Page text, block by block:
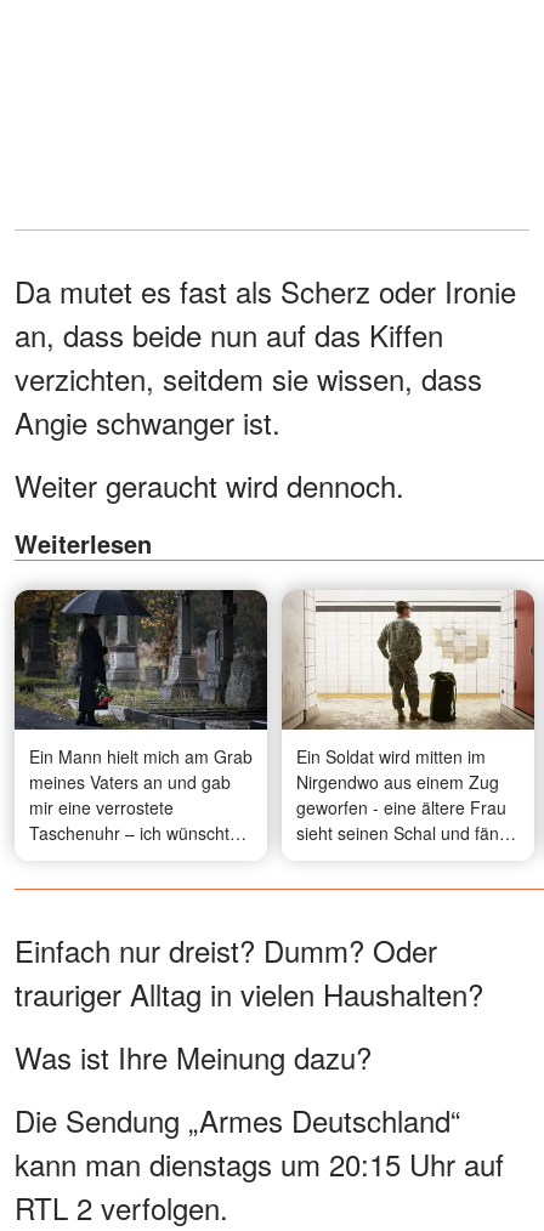
Da mutet es fast als Scherz oder Ironie
an, dass beide nun auf das Kiffen
verzichten, seitdem sie wissen, dass
Angie schwanger ist.
Weiter geraucht wird dennoch.
Weiterlesen
Ein Mann hielt mich am Grab
meines Vaters an und gab
mir eine verrostete
Taschenuhr – ich wünschte,
ich hätte sie nie geöffnet
Ein Soldat wird mitten im
Nirgendwo aus einem Zug
geworfen - eine ältere Frau
sieht seinen Schal und fängt
an zu weinen
Einfach nur dreist? Dumm? Oder
trauriger Alltag in vielen Haushalten?
Was ist Ihre Meinung dazu?
Die Sendung „Armes Deutschland“
kann man dienstags um 20:15 Uhr auf
RTL 2 verfolgen.